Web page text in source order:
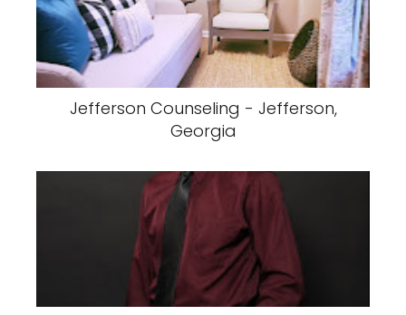
Jefferson Counseling - Jefferson,
Georgia